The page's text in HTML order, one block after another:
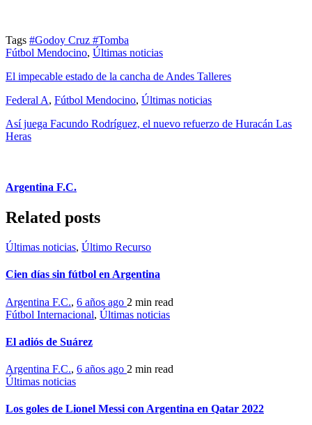
Tags #Godoy Cruz #Tomba
Fútbol Mendocino, Últimas noticias
El impecable estado de la cancha de Andes Talleres
Federal A, Fútbol Mendocino, Últimas noticias
Así juega Facundo Rodríguez, el nuevo refuerzo de Huracán Las
Heras
Argentina F.C.
Related posts
Últimas noticias, Último Recurso
Cien días sin fútbol en Argentina
Argentina F.C., 6 años ago 2 min read
Fútbol Internacional, Últimas noticias
El adiós de Suárez
Argentina F.C., 6 años ago 2 min read
Últimas noticias
Los goles de Lionel Messi con Argentina en Qatar 2022